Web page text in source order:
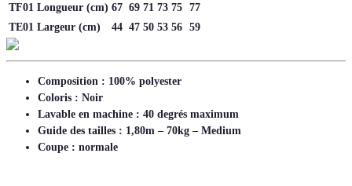
TF01 Longueur (cm) 67 69 71 73 75 77
TE01 Largeur (cm)
44 47 50 53 56 59
Composition : 100% polyester
Coloris : Noir
Lavable en machine : 40 degrés maximum
Guide des tailles : 1,80m – 70kg – Medium
Coupe : normale